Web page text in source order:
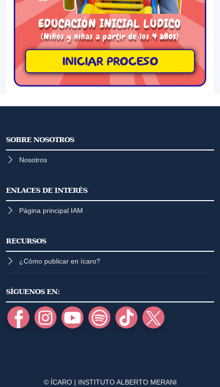
EDUCACIÓN INICIAL LÚDICO
(Niños y niñas a partir de los 4 años)
INICIAR PROCESO
SOBRE NOSOTROS
Nosotros
ENLACES DE INTERÉS
Página principal IAM
RECURSOS
¿Cómo publicar en ícaro?
SÍGUENOS EN:
© ÍCARO | INSTITUTO ALBERTO MERANI